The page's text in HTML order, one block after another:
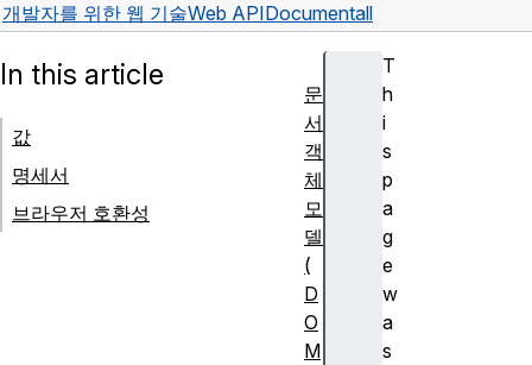
개발자를 위한 웹 기술Web APIDocumentall
T
h
i
s
p
a
g
e
w
a
s
In this article
값
명세서
브라우저 호환성
문
서
객
체
모
델
(
D
O
M